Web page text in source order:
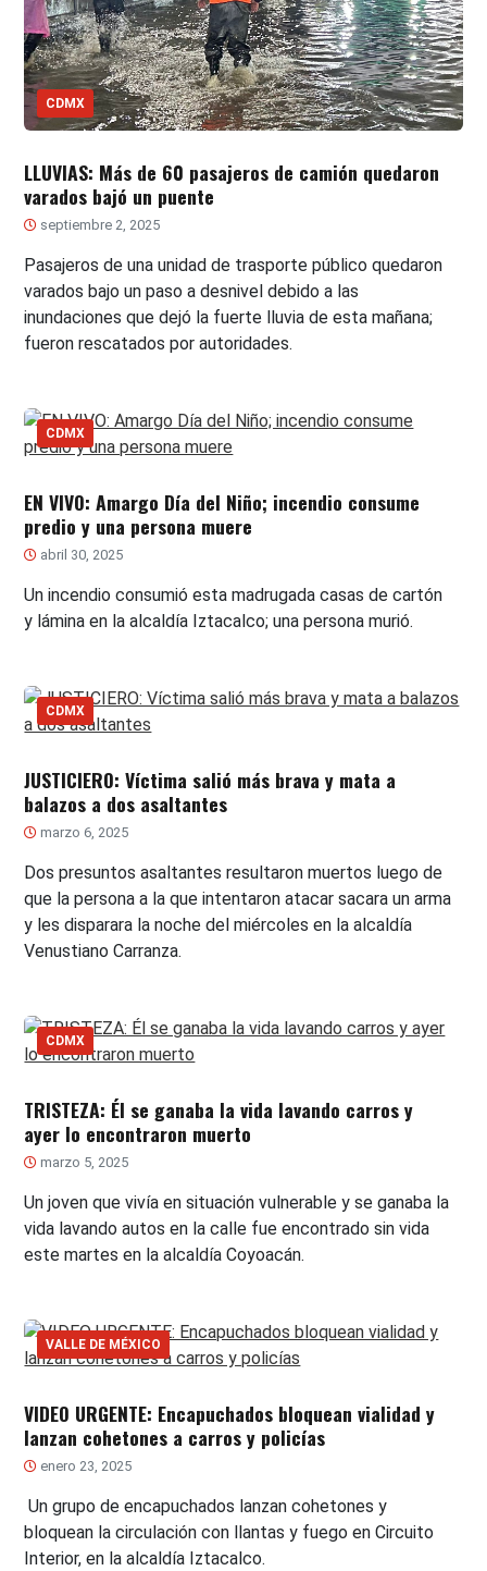
CDMX
LLUVIAS: Más de 60 pasajeros de camión quedaron
varados bajó un puente
septiembre 2, 2025
Pasajeros de una unidad de trasporte público quedaron
varados bajo un paso a desnivel debido a las
inundaciones que dejó la fuerte lluvia de esta mañana;
fueron rescatados por autoridades.
CDMX
EN VIVO: Amargo Día del Niño; incendio consume
predio y una persona muere
abril 30, 2025
Un incendio consumió esta madrugada casas de cartón
y lámina en la alcaldía Iztacalco; una persona murió.
CDMX
JUSTICIERO: Víctima salió más brava y mata a
balazos a dos asaltantes
marzo 6, 2025
Dos presuntos asaltantes resultaron muertos luego de
que la persona a la que intentaron atacar sacara un arma
y les disparara la noche del miércoles en la alcaldía
Venustiano Carranza.
CDMX
TRISTEZA: Él se ganaba la vida lavando carros y
ayer lo encontraron muerto
marzo 5, 2025
Un joven que vivía en situación vulnerable y se ganaba la
vida lavando autos en la calle fue encontrado sin vida
este martes en la alcaldía Coyoacán.
VALLE DE MÉXICO
VIDEO URGENTE: Encapuchados bloquean vialidad y
lanzan cohetones a carros y policías
enero 23, 2025
Un grupo de encapuchados lanzan cohetones y
bloquean la circulación con llantas y fuego en Circuito
Interior, en la alcaldía Iztacalco.